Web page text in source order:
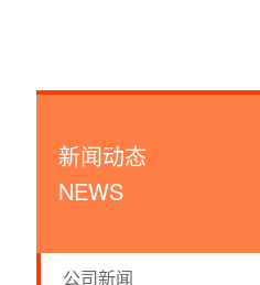
新闻动态
NEWS
公司新闻